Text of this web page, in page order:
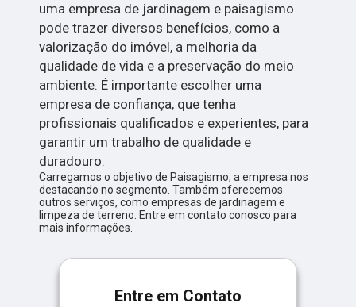
uma empresa de jardinagem e paisagismo
pode trazer diversos benefícios, como a
valorização do imóvel, a melhoria da
qualidade de vida e a preservação do meio
ambiente. É importante escolher uma
empresa de confiança, que tenha
profissionais qualificados e experientes, para
garantir um trabalho de qualidade e
duradouro.
Carregamos o objetivo de Paisagismo, a empresa nos
destacando no segmento. Também oferecemos
outros serviços, como empresas de jardinagem e
limpeza de terreno. Entre em contato conosco para
mais informações.
Entre em Contato